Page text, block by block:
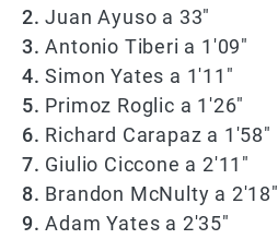
2. Juan Ayuso a 33"
3. Antonio Tiberi a 1'09"
4. Simon Yates a 1'11"
5. Primoz Roglic a 1'26"
6. Richard Carapaz a 1'58"
7. Giulio Ciccone a 2'11"
8. Brandon McNulty a 2'18"
9.Adam Yates a 2'35"